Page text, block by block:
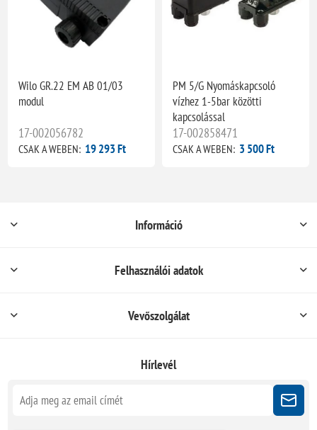
Wilo GR.22 EM AB 01/03
modul
17-002056782
CSAK A WEBEN: 19 293 Ft
PM 5/G Nyomáskapcsoló
vízhez 1-5bar közötti
kapcsolással
17-002858471
CSAK A WEBEN: 3 500 Ft
Információ
Felhasználói adatok
Vevőszolgálat
Hírlevél